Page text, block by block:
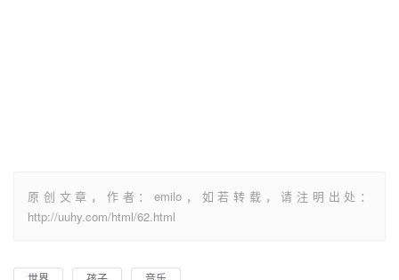
原创文章，作者：emilo，如若转载，请注明出处：
http://uuhy.com/html/62.html